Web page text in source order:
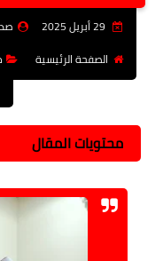
الصفحة الرئيسية
محتويات المقال